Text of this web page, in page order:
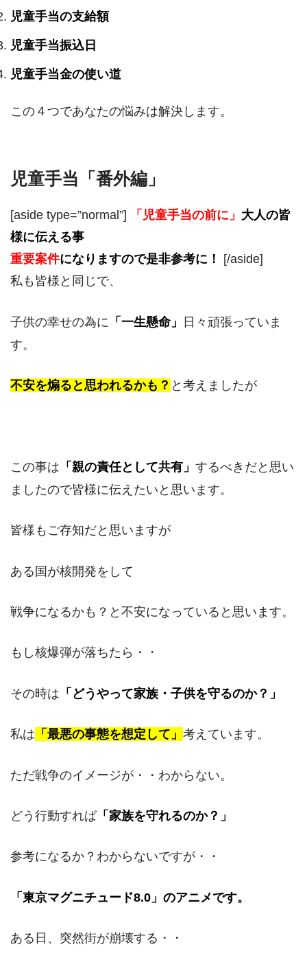
児童手当の支給額
児童手当振込日
児童手当金の使い道
この４つであなたの悩みは解決します。
児童手当「番外編」
[aside type=”normal”] 「児童手当の前に」 大人の皆
様に伝える事
重要案件になりますので是非参考に！
[/aside]
私も皆様と同じで、
子供の幸せの為に 「一生懸命」
日々頑張っていま
す。
不安を煽ると思われるかも？ と考えましたが
この事は 「 親の責任として共有」 するべきだと思い
ましたので皆様に伝えたいと思います。
皆様もご存知だと思いますが
ある国が核開発をして
戦争になるかも？と不安になっていると思います。
もし核爆弾が落ちたら・・
その時は 「どうやって家族・子供を守るのか？」
私は 「最悪の事態を想定して」 考えています。
ただ戦争のイメージが・・わからない。
どう行動すれば「家族を守れるのか？」
参考になるか？わからないですが・・
「東京マグニチュード8.0」のアニメです。
ある日、突然街が崩壊する・・